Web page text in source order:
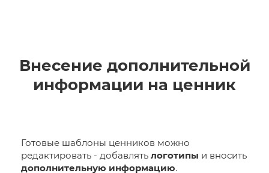
Внесение дополнительной
информации на ценник
Готовые шаблоны ценников можно
редактировать - добавлять логотипы и вносить
дополнительную информацию.